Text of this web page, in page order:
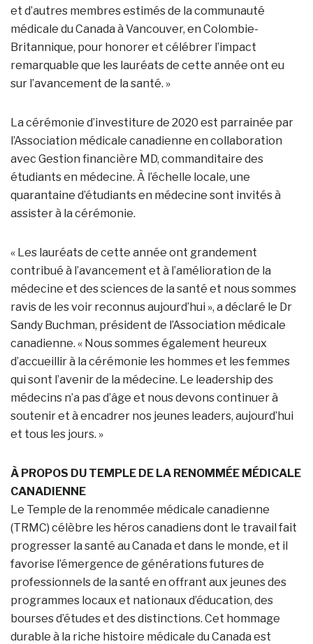
et d’autres membres estimés de la communauté
médicale du Canada à Vancouver, en Colombie-
Britannique, pour honorer et célébrer l’impact
remarquable que les lauréats de cette année ont eu
sur l’avancement de la santé. »
La cérémonie d’investiture de 2020 est parrainée par
l’Association médicale canadienne en collaboration
avec Gestion financière MD, commanditaire des
étudiants en médecine. À l’échelle locale, une
quarantaine d’étudiants en médecine sont invités à
assister à la cérémonie.
« Les lauréats de cette année ont grandement
contribué à l’avancement et à l’amélioration de la
médecine et des sciences de la santé et nous sommes
ravis de les voir reconnus aujourd’hui », a déclaré le Dr
Sandy Buchman, président de l’Association médicale
canadienne. « Nous sommes également heureux
d’accueillir à la cérémonie les hommes et les femmes
qui sont l’avenir de la médecine. Le leadership des
médecins n’a pas d’âge et nous devons continuer à
soutenir et à encadrer nos jeunes leaders, aujourd’hui
et tous les jours. »
À PROPOS DU TEMPLE DE LA RENOMMÉE MÉDICALE
CANADIENNE
Le Temple de la renommée médicale canadienne
(TRMC) célèbre les héros canadiens dont le travail fait
progresser la santé au Canada et dans le monde, et il
favorise l’émergence de générations futures de
professionnels de la santé en offrant aux jeunes des
programmes locaux et nationaux d’éducation, des
bourses d’études et des distinctions. Cet hommage
durable à la riche histoire médicale du Canada est